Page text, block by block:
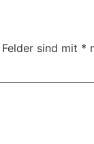
sind mit *